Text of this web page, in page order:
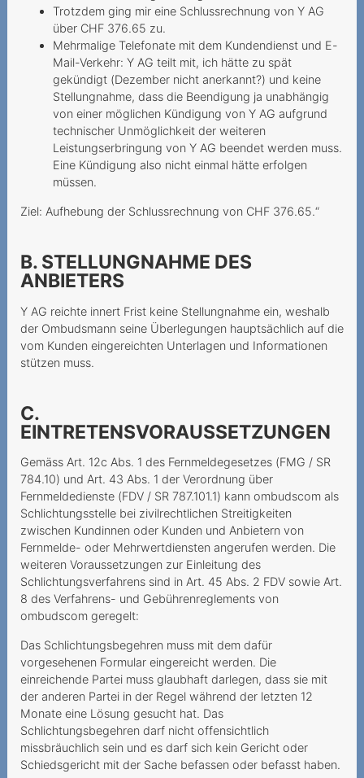
Trotzdem ging mir eine Schlussrechnung von Y AG
über CHF 376.65 zu.
Mehrmalige Telefonate mit dem Kundendienst und E-
Mail-Verkehr: Y AG teilt mit, ich hätte zu spät
gekündigt (Dezember nicht anerkannt?) und keine
Stellungnahme, dass die Beendigung ja unabhängig
von einer möglichen Kündigung von Y AG aufgrund
technischer Unmöglichkeit der weiteren
Leistungserbringung von Y AG beendet werden muss.
Eine Kündigung also nicht einmal hätte erfolgen
müssen.
Ziel: Aufhebung der Schlussrechnung von CHF 376.65.“
B. STELLUNGNAHME DES
ANBIETERS
Y AG reichte innert Frist keine Stellungnahme ein, weshalb
der Ombudsmann seine Überlegungen hauptsächlich auf die
vom Kunden eingereichten Unterlagen und Informationen
stützen muss.
C.
EINTRETENSVORAUSSETZUNGEN
Gemäss Art. 12c Abs. 1 des Fernmeldegesetzes (FMG / SR
784.10) und Art. 43 Abs. 1 der Verordnung über
Fernmeldedienste (FDV / SR 787.101.1) kann ombudscom als
Schlichtungsstelle bei zivilrechtlichen Streitigkeiten
zwischen Kundinnen oder Kunden und Anbietern von
Fernmelde- oder Mehrwertdiensten angerufen werden. Die
weiteren Voraussetzungen zur Einleitung des
Schlichtungsverfahrens sind in Art. 45 Abs. 2 FDV sowie Art.
8 des Verfahrens- und Gebührenreglements von
ombudscom geregelt:
Das Schlichtungsbegehren muss mit dem dafür
vorgesehenen Formular eingereicht werden. Die
einreichende Partei muss glaubhaft darlegen, dass sie mit
der anderen Partei in der Regel während der letzten 12
Monate eine Lösung gesucht hat. Das
Schlichtungsbegehren darf nicht offensichtlich
missbräuchlich sein und es darf sich kein Gericht oder
Schiedsgericht mit der Sache befassen oder befasst haben.
Grobfahrlässiges Handeln
des Anbieters
Herausgabe des PIN/PUK
an die Erben
Kostenpflichtiges Gratis-
Abonnement
Unerwünschte Netflix-
Vertragsschluss reagieren
falscher Rechnungsadresse
Ungewollte Replay-Option
Mindestvertragslaufzeit:
Kündigung
Seniorin wird hintergangen
Unerwünschte
Vertragsschlüsse
Keine
Mindestvertragsdauer, aber
Rabatt während 24
Monaten
Verantwortung bei
Phishing-Attacken
Verantwortung des
Anbieters bei bestrittenen
Mehrwertdienste